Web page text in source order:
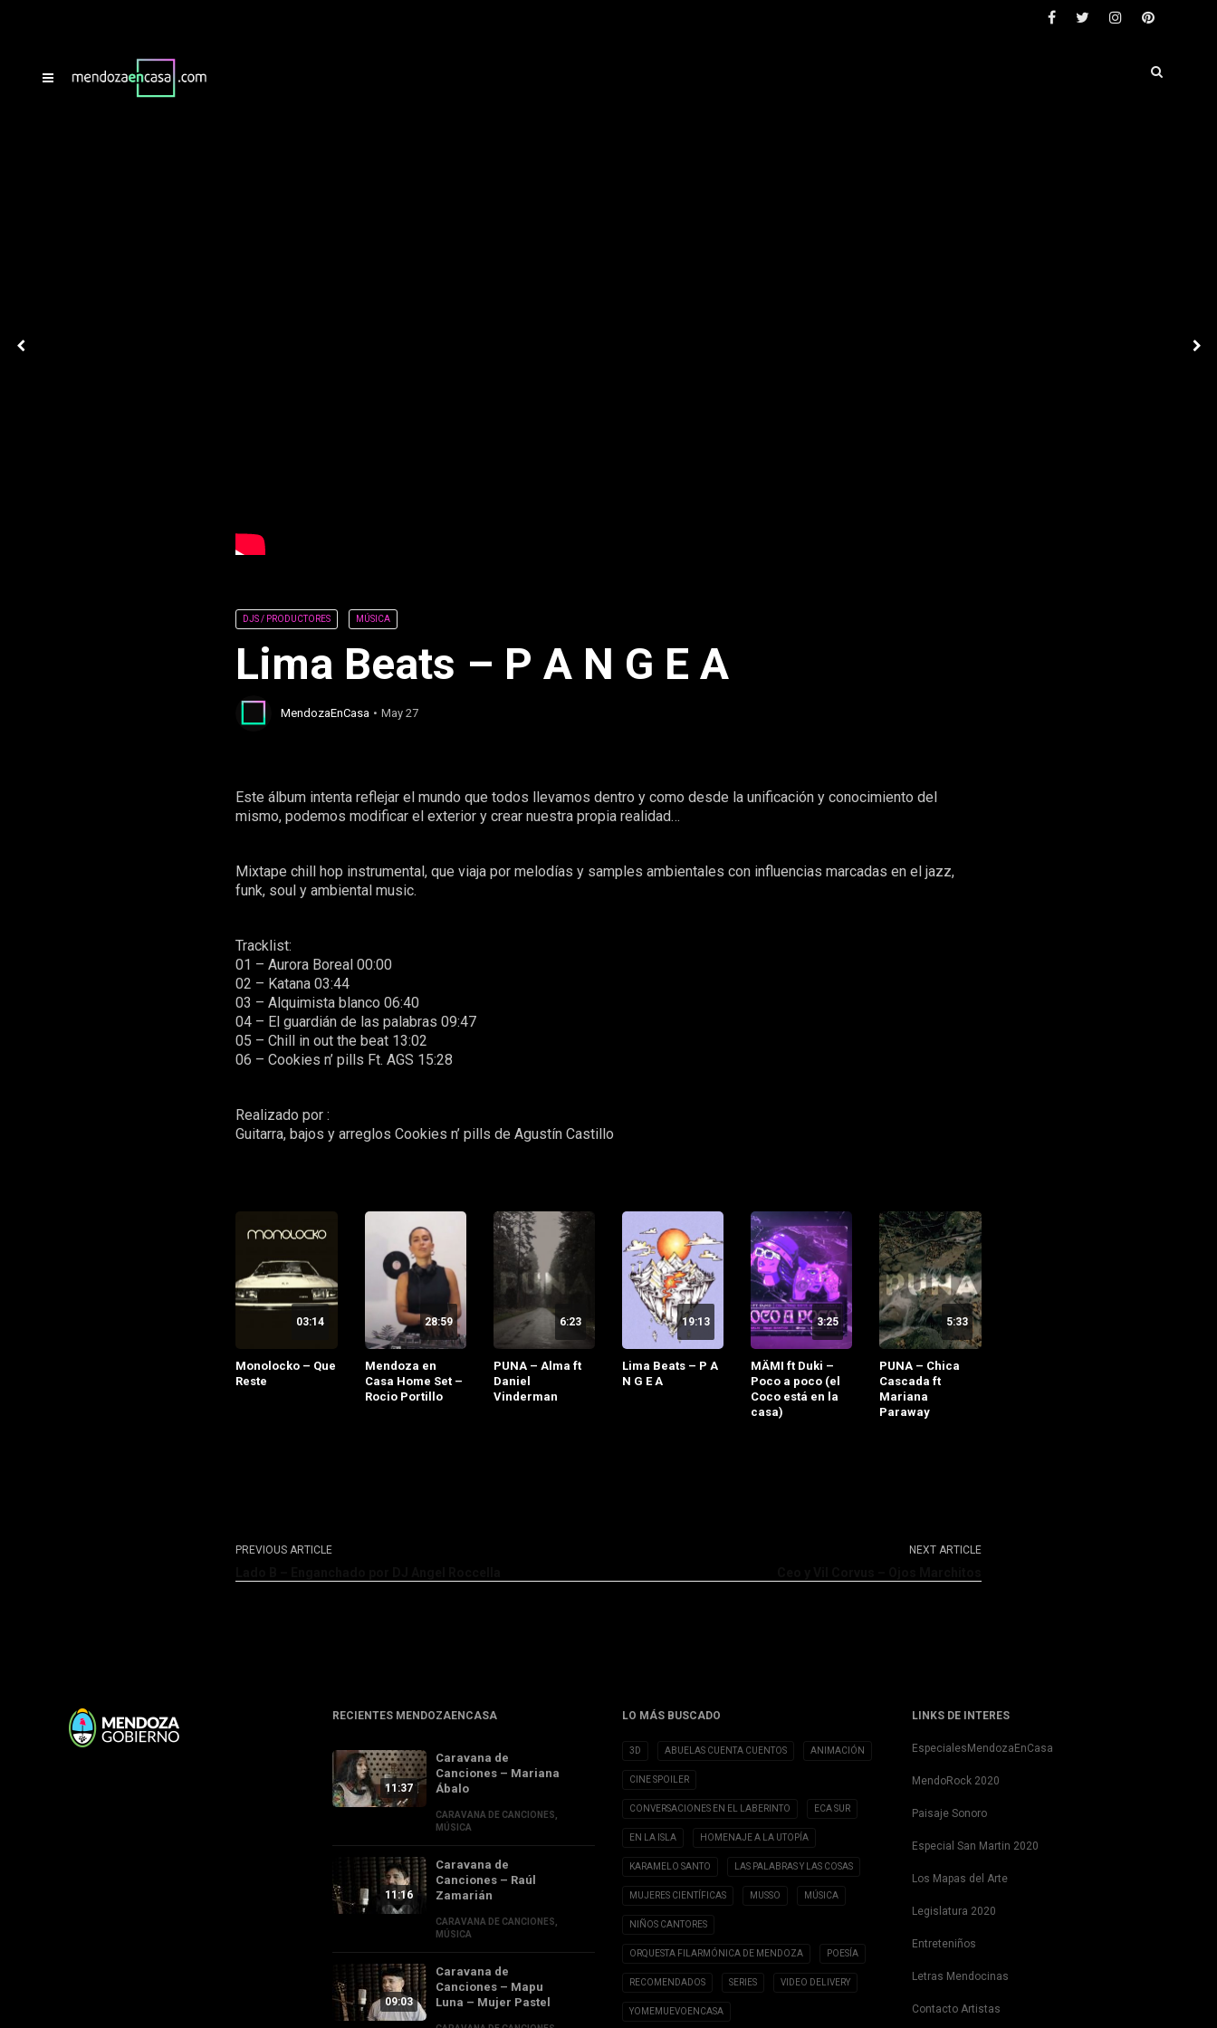
DJS / PRODUCTORES MÚSICA
Lima Beats – P A N G E A
MendozaEnCasa May 27
Este álbum intenta reflejar el mundo que todos llevamos dentro y como desde la unificación y conocimiento del
mismo, podemos modificar el exterior y crear nuestra propia realidad…
Mixtape chill hop instrumental, que viaja por melodías y samples ambientales con influencias marcadas en el jazz,
funk, soul y ambiental music.
Tracklist:
01 – Aurora Boreal 00:00
02 – Katana 03:44
03 – Alquimista blanco 06:40
04 – El guardián de las palabras 09:47
05 – Chill in out the beat 13:02
06 – Cookies n’ pills Ft. AGS 15:28
Realizado por :
Guitarra, bajos y arreglos Cookies n’ pills de Agustín Castillo
03:14
Monolocko – Que
Reste
28:59
Mendoza en
Casa Home Set –
Rocio Portillo
6:23
PUNA – Alma ft
Daniel
Vinderman
19:13
Lima Beats – P A
N G E A
3:25
MÄMI ft Duki –
Poco a poco (el
Coco está en la
casa)
5:33
PUNA – Chica
Cascada ft
Mariana
Paraway
PREVIOUS ARTICLE NEXT ARTICLE
RECIENTES MENDOZAENCASA
11:37
Caravana de
Canciones – Mariana
Ábalo
CARAVANA DE CANCIONES,
MÚSICA
11:16
Caravana de
Canciones – Raúl
Zamarián
CARAVANA DE CANCIONES,
MÚSICA
09:03
Caravana de
Canciones – Mapu
Luna – Mujer Pastel
LO MÁS BUSCADO
3D ABUELAS CUENTA CUENTOS ANIMACIÓN
CINE SPOILER
CONVERSACIONES EN EL LABERINTO ECA SUR
EN LA ISLA HOMENAJE A LA UTOPÍA
KARAMELO SANTO LAS PALABRAS Y LAS COSAS
MUJERES CIENTÍFICAS MUSSO MÚSICA
NIÑOS CANTORES
ORQUESTA FILARMÓNICA DE MENDOZA POESÍA
RECOMENDADOS SERIES VIDEO DELIVERY
YOMEMUEVOENCASA
LINKS DE INTERES
EspecialesMendozaEnCasa
MendoRock 2020
Paisaje Sonoro
Especial San Martin 2020
Los Mapas del Arte
Legislatura 2020
Entreteniños
Letras Mendocinas
Contacto Artistas